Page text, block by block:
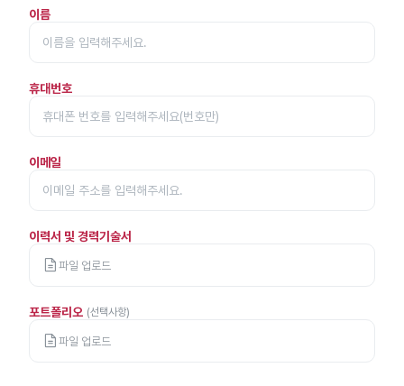
이름
휴대번호
이메일
이력서 및 경력기술서
파일 업로드
포트폴리오 (선택사항)
파일 업로드